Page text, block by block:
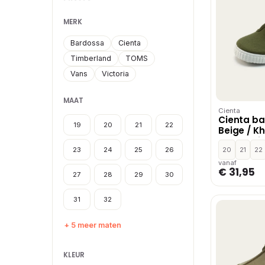
MERK
Bardossa
Cienta
Timberland
TOMS
Vans
Victoria
MAAT
19 20 21 22
23 24 25 26
27 28 29 30
31 32
+ 5 meer maten
KLEUR
Cienta
Cienta
Beige /
20 21 22
vanaf
€ 31,95